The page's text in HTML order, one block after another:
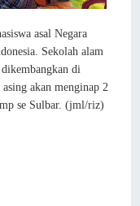
asal Negara
Sekolah alam
dikembangkan di
akan menginap 2
se Sulbar. (jml/riz)